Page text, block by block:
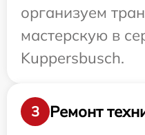
организуем
мастерскую в
Kuppersbusch.
3
Ремонт